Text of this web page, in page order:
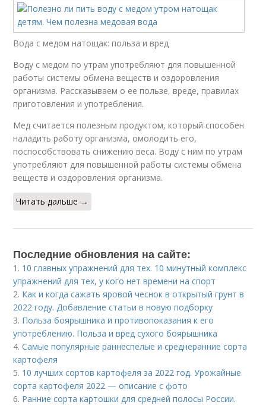
Вода с медом натощак: польза и вред
Воду с медом по утрам употребляют для повышенной
работы системы обмена веществ и оздоровления
организма. Рассказываем о ее пользе, вреде, правилах
приготовления и употребления.
Мед считается полезным продуктом, который способен
наладить работу организма, омолодить его,
поспособствовать снижению веса. Воду с ним по утрам
употребляют для повышенной работы системы обмена
веществ и оздоровления организма.
Читать дальше →
Последние обновления на сайте:
1. 10 главных упражнений для тех. 10 минутный комплекс
упражнений для тех, у кого нет времени на спорт
2. Как и когда сажать яровой чеснок в открытый грунт в
2022 году. Добавление статьи в новую подборку
3. Польза боярышника и противопоказания к его
употреблению. Польза и вред сухого боярышника
4.Cамые популярные раннеспелые и среднеранние сорта
картофеля
5. 10 лучших сортов картофеля за 2022 год. Урожайные
сорта картофеля 2022 — описание с фото
6. Ранние сорта картошки для средней полосы России.